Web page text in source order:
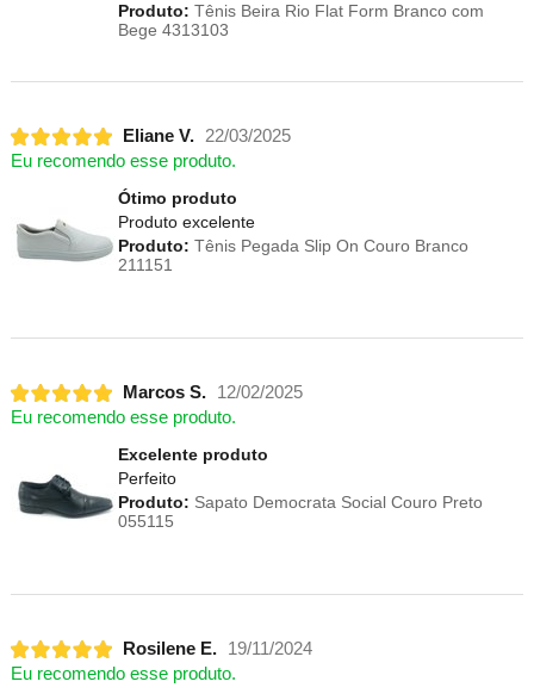
Produto: Tênis Beira Rio Flat Form Branco com
Bege 4313103
Eliane V.
22/03/2025
Eu recomendo esse produto.
Ótimo produto
Produto excelente
Produto: Tênis Pegada Slip On Couro Branco
211151
Marcos S.
12/02/2025
Eu recomendo esse produto.
Excelente produto
Perfeito
Produto: Sapato Democrata Social Couro Preto
055115
Rosilene E.
19/11/2024
Eu recomendo esse produto.